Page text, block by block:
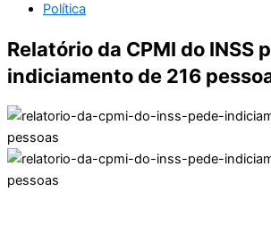
Política
Relatório da CPMI do INSS
indiciamento de 216